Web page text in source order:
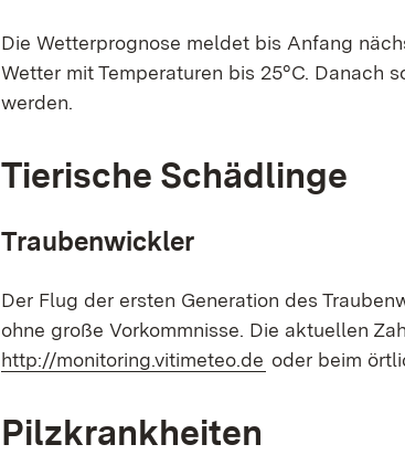
Die Wetterprognose meldet bis Anfang
Wetter mit Temperaturen bis 25°C. Danach
werden.
Tierische Schädlinge
Traubenwickler
Der Flug der ersten Generation des
ohne große Vorkommnisse. Die aktuellen
http://monitoring.vitimeteo.de (Öffnet in
oder beim
Pilzkrankheiten